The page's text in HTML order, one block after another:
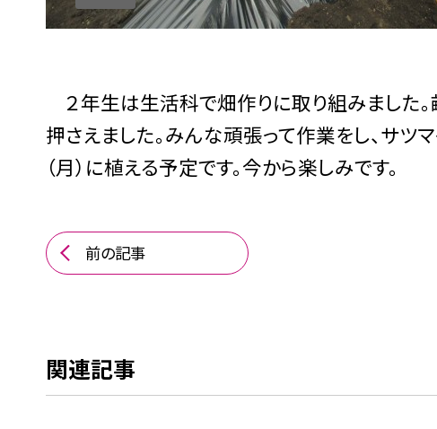
２年生は生活科で畑作りに取り組みました。
押さえました。みんな頑張って作業をし、サツ
（月）に植える予定です。今から楽しみです。
前の記事
関連記事